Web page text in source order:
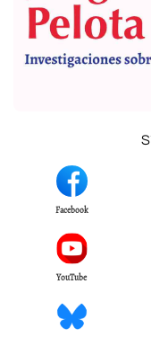
Facebook
YouTube